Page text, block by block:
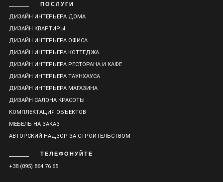
ПОСЛУГИ
ДИЗАЙН ИНТЕРЬЕРА ДОМА
ДИЗАЙН КВАРТИРЫ
ДИЗАЙН ИНТЕРЬЕРА ОФИСА
ДИЗАЙН ИНТЕРЬЕРА КОТТЕДЖА
ДИЗАЙН ИНТЕРЬЕРА РЕСТОРАНА И КАФЕ
ДИЗАЙН ИНТЕРЬЕРА ТАУНХАУСА
ДИЗАЙН ИНТЕРЬЕРА МАГАЗИНА
ДИЗАЙН САЛОНА КРАСОТЫ
КОМПЛЕКТАЦИЯ ОБЪЕКТОВ
МЕБЕЛЬ НА ЗАКАЗ
АВТОРСКИЙ НАДЗОР ЗА СТРОИТЕЛЬСТВОМ
ТЕЛЕФОНУЙТЕ
+38 (095) 864 76 65